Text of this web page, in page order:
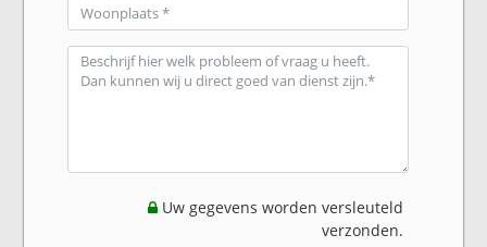
Uw gegevens worden versleuteld
verzonden.